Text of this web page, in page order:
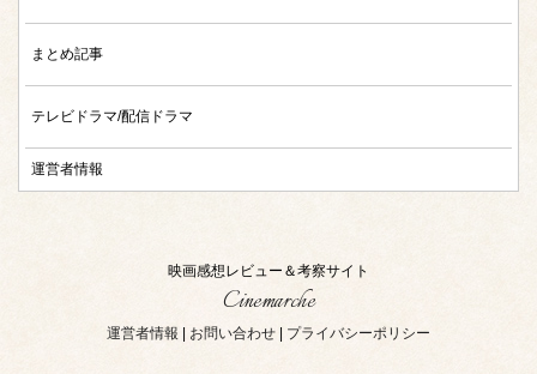
まとめ記事
テレビドラマ/配信ドラマ
運営者情報
映画感想レビュー＆考察サイト
Cinemarche
運営者情報 お問い合わせ プライバシーポリシー